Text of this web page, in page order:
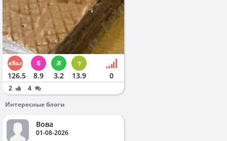
126.5 8.9 3.2 13.9 0
2
4
Интересные блоги
Вова
01-08-2026